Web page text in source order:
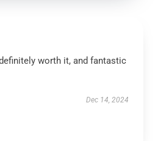
worth it, and fantastic
Dec 14, 2024